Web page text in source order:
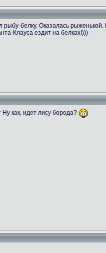
белку. Оказалась рыженькой.
Клауса ездит на белках!)))
как, идет лису борода?